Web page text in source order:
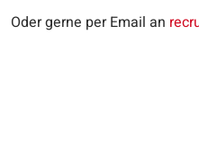
Oder gerne per Email an